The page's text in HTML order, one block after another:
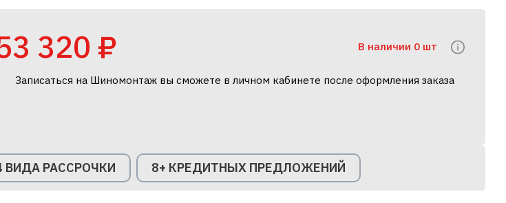
320 ₽ В наличии 0 шт
Записаться на Шиномонтаж вы сможете в личном кабинете после оформления заказа
ВИДА РАССРОЧКИ 8+ КРЕДИТНЫХ ПРЕДЛОЖЕНИЙ